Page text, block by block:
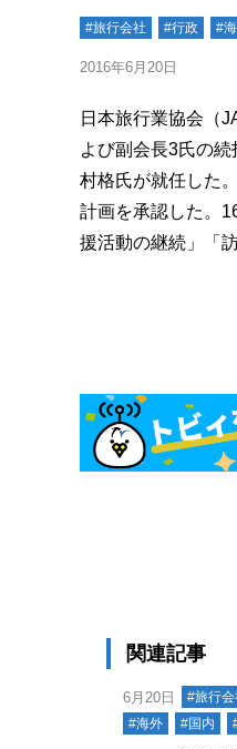
#旅行会社 #行政 #
2016年6月20日
日本旅行業協会（
よび副会長3氏の
村格氏が就任した
計画を承認した。
援活動の継続」「
関連記事
6月20日 #旅行会
#海外
#国内